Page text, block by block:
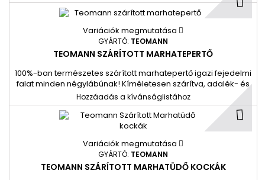
Variációk megmutatása
GYÁRTÓ: TEOMANN
TEOMANN SZÁRÍTOTT MARHATEPERTŐ
100%-ban természetes szárított marhatepertő igazi fejedelmi
falat minden négylábúnak! Kíméletesen szárítva, adalék- és
tartósítószerek nélkül készül, hogy megőrizze a hús eredeti
ízét és illatát.
Hozzáadás a kívánságlistához
Variációk megmutatása
GYÁRTÓ: TEOMANN
TEOMANN SZÁRÍTOTT MARHATÜDŐ KOCKÁK